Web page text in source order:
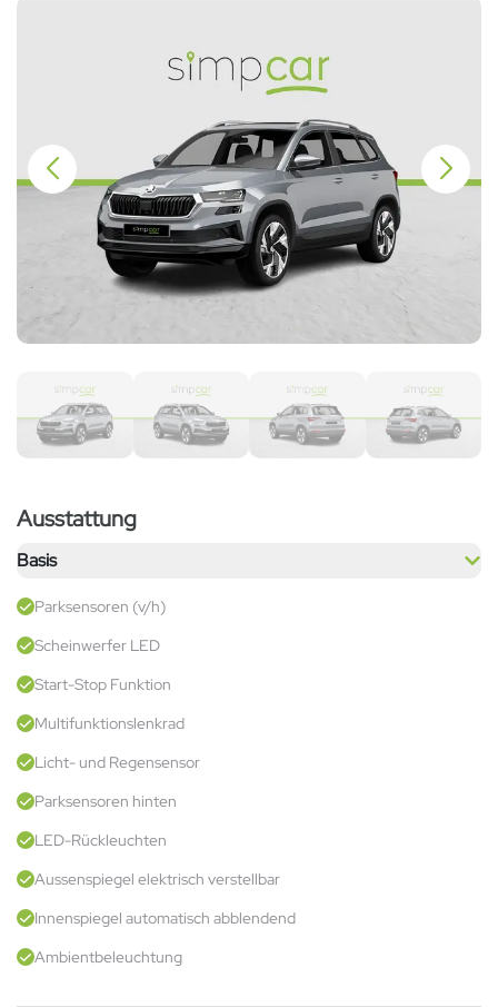
Ausstattung
Basis
Parksensoren (v/h)
Scheinwerfer LED
Start-Stop Funktion
Multifunktionslenkrad
Licht- und Regensensor
Parksensoren hinten
LED-Rückleuchten
Aussenspiegel elektrisch verstellbar
Innenspiegel automatisch abblendend
Ambientbeleuchtung